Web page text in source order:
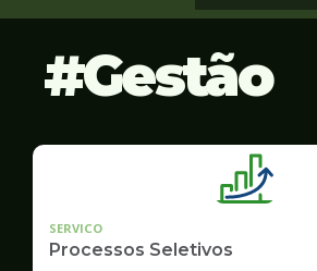
Gestão
SERVICO
Processos Seletivos